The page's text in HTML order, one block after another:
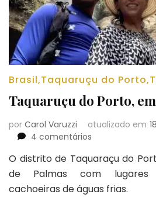
Brasil,Taquaruçu do Porto,
Taquaruçu do Porto,
por Carol Varuzzi atualizado em
4 comentários
do
Porto,
em
O distrito de Taquaraçu do
de Palmas com lugares
cachoeiras de águas frias.